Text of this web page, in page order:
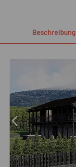
Beschreibung